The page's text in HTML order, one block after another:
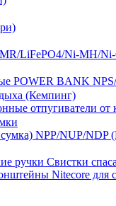
LiFePO4/Ni-MH/
POWER BANK
(Кемпинг)
отпугиватели
NPP/NUP/NDP
ручки Свистки
Nitecore для